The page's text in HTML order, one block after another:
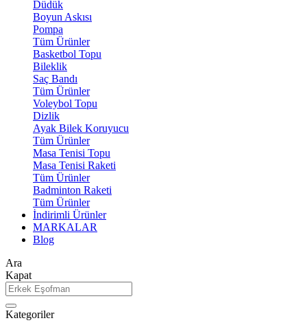
Düdük
Boyun Askısı
Pompa
Tüm Ürünler
Basketbol Topu
Bileklik
Saç Bandı
Tüm Ürünler
Voleybol Topu
Dizlik
Ayak Bilek Koruyucu
Tüm Ürünler
Masa Tenisi Topu
Masa Tenisi Raketi
Tüm Ürünler
Badminton Raketi
Tüm Ürünler
İndirimli Ürünler
MARKALAR
Blog
Ara
Kapat
Kategoriler